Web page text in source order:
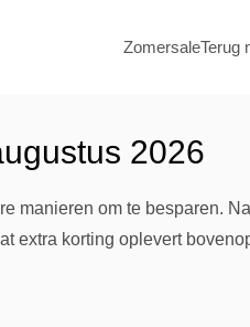
ZomersaleTerug
2026
manieren om te besparen.
extra korting oplevert